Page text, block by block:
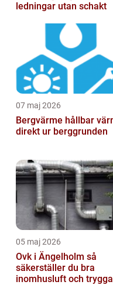
ledningar utan schakt
07 maj 2026
Bergvärme hållbar värme
direkt ur berggrunden
05 maj 2026
Ovk i Ängelholm så
säkerställer du bra
inomhusluft och trygga